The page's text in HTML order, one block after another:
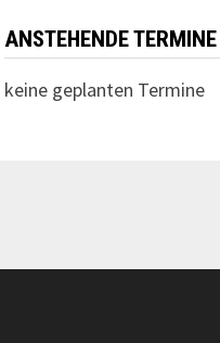
ANSTEHENDE TERMINE
keine geplanten Termine